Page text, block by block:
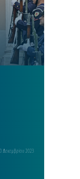
Δεκεμβρίου 2023